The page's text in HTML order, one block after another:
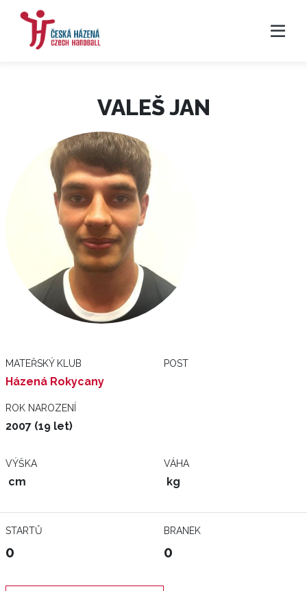
VALEŠ JAN
MATEŘSKÝ KLUB
Házená Rokycany
POST
ROK NAROZENÍ
2007 (19 let)
VÝŠKA
cm
VÁHA
kg
STARTŮ
0
BRANEK
0